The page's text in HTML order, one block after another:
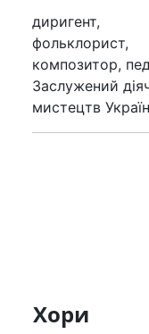
диригент,
фольклорист,
композитор,
Заслужений
мистецтв
Хори